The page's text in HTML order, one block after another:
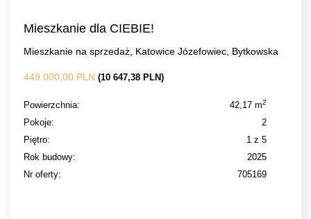
Mieszkanie dla CIEBIE!
Mieszkanie na sprzedaż, Katowice Józefowiec, Bytkowska
449 000,00 PLN (10 647,38 PLN)
Powierzchnia: 42,17 m2
Pokoje:
2
Piętro:
1 z 5
Rok budowy:
2025
Nr oferty:
705169